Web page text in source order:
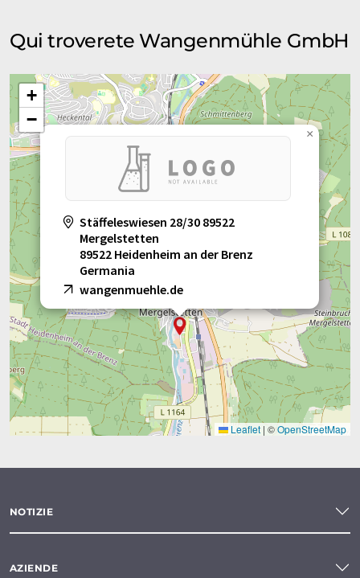
Qui troverete Wangenmühle GmbH
Stäffeleswiesen 28/30 89522
Mergelstetten
89522 Heidenheim an der Brenz
Germania
wangenmuehle.de
×
+
−
Leaflet | ©OpenStreetMap
NOTIZIE
AZIENDE